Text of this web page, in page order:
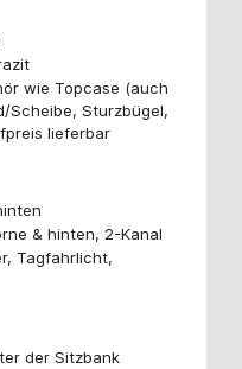
wie Topcase (auch
Scheibe, Sturzbügel,
lieferbar
& hinten, 2-Kanal
Tagfahrlicht,
der Sitzbank